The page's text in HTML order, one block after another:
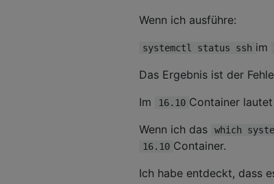
Wenn ich ausführe:
systemctl status ssh im
Das Ergebnis ist der
Im 16.10 Container
Wenn ich das
which
16.10 Container.
Ich habe entdeckt, dass